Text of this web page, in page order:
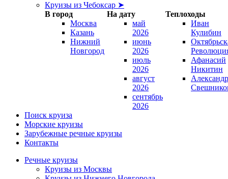
Круизы из Чебоксар ➤
В город
На дату
Теплоходы
Москва
Казань
Нижний
Новгород
май
2026
июнь
2026
июль
2026
август
2026
сентябрь
2026
Иван
Кулибин
Афанасий
Никитин
Александр
Поиск круиза
Морские круизы
Зарубежные речные круизы
Контакты
Речные круизы
Круизы из Москвы